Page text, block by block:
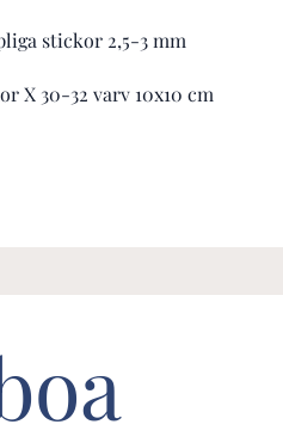
stickor 2,5-3 mm
X 30-32 varv 10x10 cm